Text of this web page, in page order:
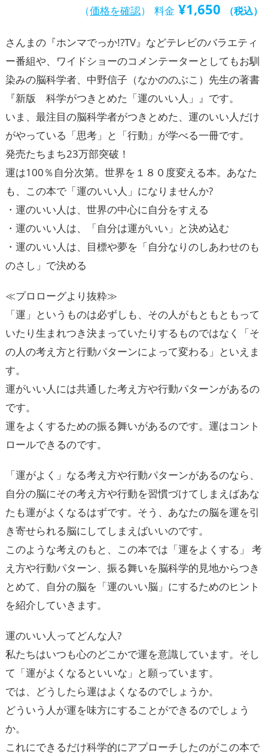
（価格を確認） 料金 ¥1,650 （税込）
さんまの『ホンマでっか!?TV』などテレビのバラエティ
ー番組や、ワイドショーのコメンテーターとしてもお馴
染みの脳科学者、中野信子（なかののぶこ）先生の著書
『新版 科学がつきとめた「運のいい人」』です。
いま、最注目の脳科学者がつきとめた、運のいい人だけ
がやっている「思考」と「行動」が学べる一冊です。
発売たちまち23万部突破！
運は100％自分次第。世界を１８０度変える本。あなた
も、この本で「運のいい人」になりませんか?
・運のいい人は、世界の中心に自分をすえる
・運のいい人は、「自分は運がいい」と決め込む
・運のいい人は、目標や夢を「自分なりのしあわせのも
のさし」で決める
≪プロローグより抜粋≫
「運」というものは必ずしも、その人がもともともって
いたり生まれつき決まっていたりするものではなく「そ
の人の考え方と行動パターンによって変わる」といえま
す。
運がいい人には共通した考え方や行動パターンがあるの
です。
運をよくするための振る舞いがあるのです。運はコント
ロールできるのです。
「運がよく」なる考え方や行動パターンがあるのなら、
自分の脳にその考え方や行動を習慣づけてしまえばあな
たも運がよくなるはずです。そう、あなたの脳を運を引
き寄せられる脳にしてしまえばいいのです。
このような考えのもと、この本では「運をよくする」 考
え方や行動パターン、振る舞いを脳科学的見地からつき
とめて、自分の脳を「運のいい脳」にするためのヒント
を紹介していきます。
運のいい人ってどんな人?
私たちはいつも心のどこかで運を意識しています。そし
て「運がよくなるといいな」と願っています。
では、どうしたら運はよくなるのでしょうか。
どういう人が運を味方にすることができるのでしょう
か。
これにできるだけ科学的にアプローチしたのがこの本で